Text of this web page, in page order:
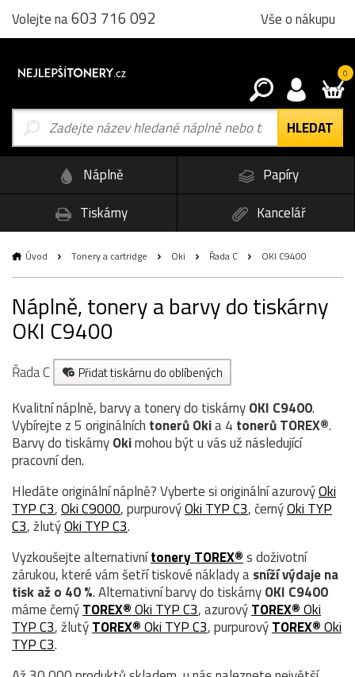
Volejte na603 716 092 Vše o nákupu
0
Náplně
Papíry
Tiskárny
Kancelář
Úvod Tonery a cartridge Oki Řada C OKI C9400
Náplně, tonery a barvy do tiskárny
OKI C9400
Řada C Přidat tiskárnu do oblíbených
Kvalitní náplně, barvy a tonery do tiskárnyOKI C9400.
Vybírejte z 5 originálních tonerůOkia 4 tonerů TOREX®.
Barvy do tiskárnyOkimohou být u vás už následující
pracovní den.
Hledáte originální náplně? Vyberte si originální azurovýOki
TYP C3,Oki C9000, purpurovýOki TYP C3, černýOki TYP
C3, žlutýOki TYP C3.
Vyzkoušejte alternativnítonery TOREX®s doživotní
zárukou, které vám šetří tiskové náklady asníží výdaje na
tisk až o 40 %. Alternativní barvy do tiskárnyOKI C9400
máme černýTOREX®Oki TYP C3, azurovýTOREX®Oki
TYP C3, žlutýTOREX®Oki TYP C3, purpurovýTOREX®Oki
TYP C3.